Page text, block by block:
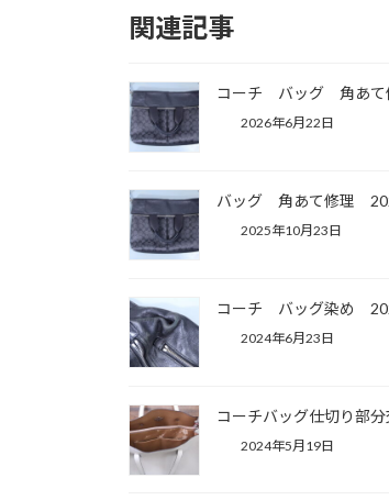
関連記事
コーチ バッグ 角あ
2026年6月22日
バッグ 角あて修理
2025年10月23日
コーチ バッグ染め
2024年6月23日
コーチバッグ仕切り部
2024年5月19日